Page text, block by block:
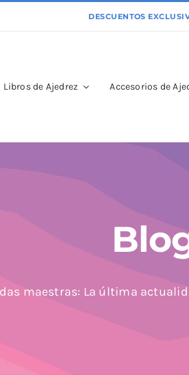
Libros de Ajedrez Accesorios de
maestras: La última